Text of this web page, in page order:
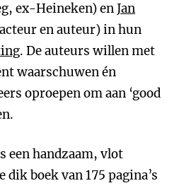
ex-Heineken) enJan
en auteur) in hun
. De auteurs willen met
waarschuwen én
oproepen om aan ‘good
een handzaam, vlot
dik boek van 175 pagina’s